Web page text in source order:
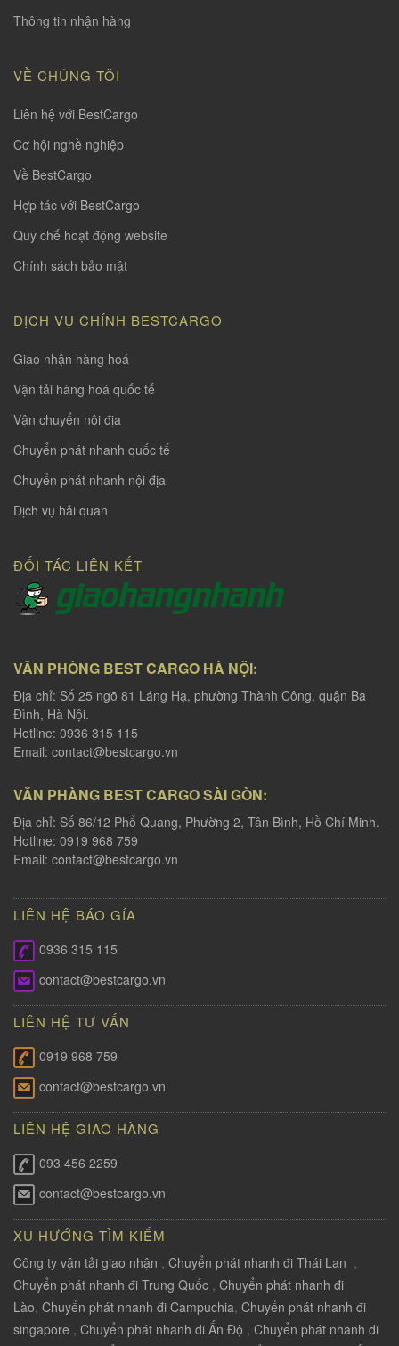
Thông tin nhận hàng
VỀ CHÚNG TÔI
Liên hệ với BestCargo
Cơ hội nghề nghiệp
Về BestCargo
Hợp tác với BestCargo
Quy chế hoạt động website
Chính sách bảo mật
DỊCH VỤ CHÍNH BESTCARGO
Giao nhận hàng hoá
Vận tải hàng hoá quốc tế
Vận chuyển nội địa
Chuyển phát nhanh quốc tế
Chuyển phát nhanh nội địa
Dịch vụ hải quan
ĐỐI TÁC LIÊN KẾT
VĂN PHÒNG BEST CARGO HÀ NỘI:
Địa chỉ: Số 25 ngõ 81 Láng Hạ, phường Thành Công, quận Ba
Đình, Hà Nội.
Hotline: 0936 315 115
Email: contact@bestcargo.vn
VĂN PHÀNG BEST CARGO SÀI GÒN:
Địa chỉ: Số 86/12 Phổ Quang, Phường 2, Tân Bình, Hồ Chí Minh.
Hotline: 0919 968 759
Email: contact@bestcargo.vn
LIÊN HỆ BÁO GÍA
0936 315 115
contact@bestcargo.vn
LIÊN HỆ TƯ VẤN
0919 968 759
contact@bestcargo.vn
LIÊN HỆ GIAO HÀNG
093 456 2259
contact@bestcargo.vn
XU HƯỚNG TÌM KIẾM
Công ty vận tải giao nhận , Chuyển phát nhanh đi Thái Lan ,
Chuyển phát nhanh đi Trung Quốc , Chuyển phát nhanh đi
Lào, Chuyển phát nhanh đi Campuchia, Chuyển phát nhanh đi
singapore , Chuyển phát nhanh đi Ấn Độ , Chuyển phát nhanh đi